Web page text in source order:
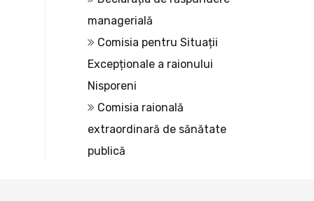
managerială
Comisia pentru Situații
Excepționale a raionului
Nisporeni
Comisia raională
extraordinară de sănătate
publică